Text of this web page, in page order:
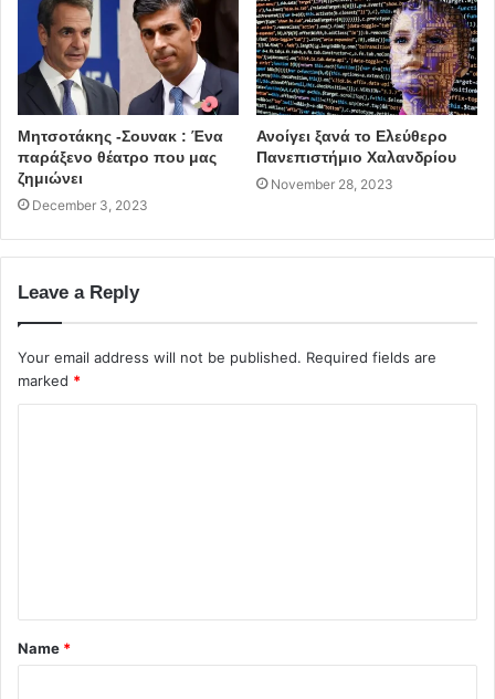
Μητσοτάκης -Σουνακ : Ένα
παράξενο θέατρο που μας
ζημιώνει
December 3, 2023
Ανοίγει ξανά το Ελεύθερο
Πανεπιστήμιο Χαλανδρίου
November 28, 2023
Leave a Reply
Your email address will not be published. Required fields are
marked *
t
*
Name *